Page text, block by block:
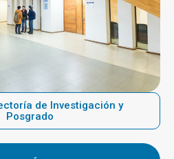
de Investigación y
Posgrado